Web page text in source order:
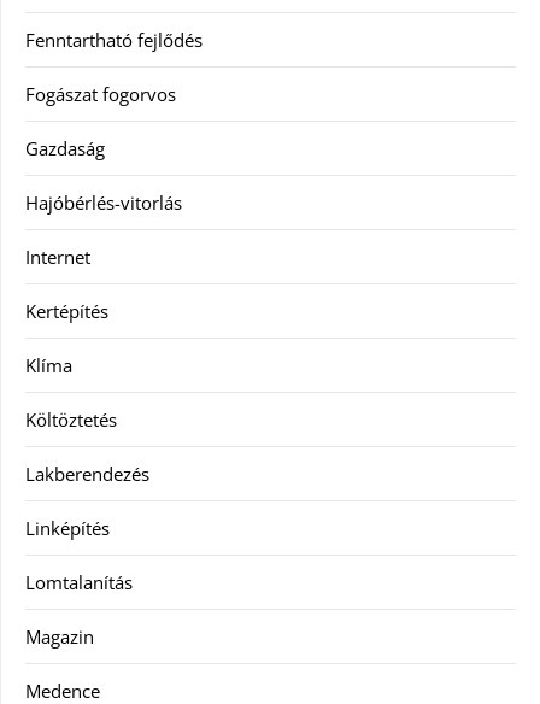
Fenntartható fejlődés
Fogászat fogorvos
Gazdaság
Hajóbérlés-vitorlás
Internet
Kertépítés
Klíma
Költöztetés
Lakberendezés
Linképítés
Lomtalanítás
Magazin
Medence